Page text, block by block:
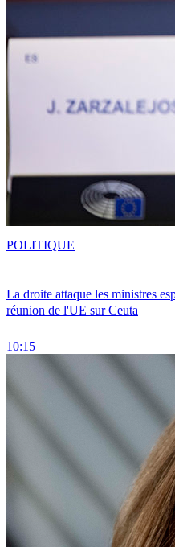
La droite attaque les ministres
réunion de l'UE sur Ceuta
10:15
POLITIQUE